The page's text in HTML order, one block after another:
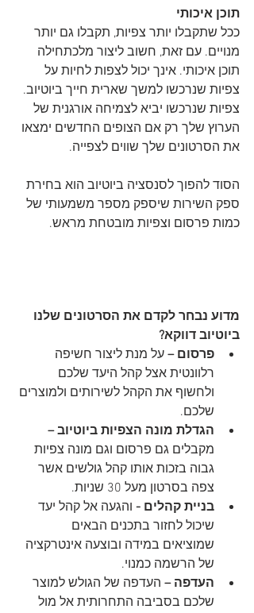
תוכן איכותי
ככל שתקבלו יותר צפיות, תקבלו גם יותר
מנויים. עם זאת, חשוב ליצור מלכתחילה
תוכן איכותי. אינך יכול לצפות לחיות על
צפיות שנרכשו למשך שארית חייך ביוטיוב.
צפיות שנרכשו יביא לצמיחה אורגנית של
הערוץ שלך רק אם הצופים החדשים ימצאו
את הסרטונים שלך שווים לצפייה.
הסוד להפוך לסנסציה ביוטיוב הוא בחירת
ספק השירות שיספק מספר משמעותי של
כמות פרסום וצפיות מובטחת מראש.
מדוע נבחר לקדם את הסרטונים שלנו
ביוטיוב דווקא?
פרסום – על מנת ליצור חשיפה
רלוונטית אצל קהל היעד שלכם
ולחשוף את הקהל לשירותים ולמוצרים
שלכם.
הגדלת מונה הצפיות ביוטיוב –
מקבלים גם פרסום וגם מונה צפיות
גבוה בזכות אותו קהל גולשים אשר
צפה בסרטון מעל 30 שניות.
בניית קהלים - והגעה אל קהל יעד
שיכול לחזור בתכנים הבאים
שמוציאים במידה ובוצעה אינטרקציה
של הרשמה כמנוי.
העדפה – העדפה של הגולש למוצר
שלכם בסביבה התחרותית אל מול